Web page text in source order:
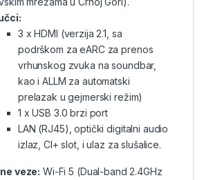
3 x HDMI (verzija 2.1, sa
podrškom za eARC za prenos
vrhunskog zvuka na soundbar,
kao i ALLM za automatski
prelazak u gejmerski režim)
1 x USB 3.0 brzi port
LAN (RJ45), optički digitalni audio
izlaz, CI+ slot, i ulaz za slušalice.
veze: Wi-Fi 5 (Dual-band 2.4GHz